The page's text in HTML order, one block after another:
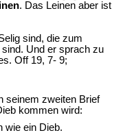
. Das Leinen aber ist
sind, die zum
sind. Und er sprach zu
Off 19, 7- 9;
seinem zweiten Brief
kommen wird:
wie ein Dieb.